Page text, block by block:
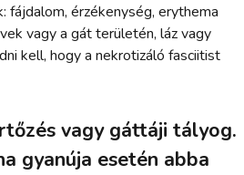
fájdalom, érzékenység, erythema
vagy a gát területén, láz vagy
kell, hogy a nekrotizáló fasciitist
vagy gáttáji tályog.
gyanúja esetén abba